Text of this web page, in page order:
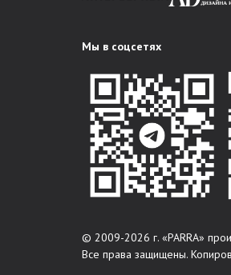
Мы в соцсетях
© 2009-2026 г. «PARRA»
Все права защищены.